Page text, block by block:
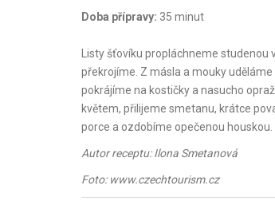
Doba přípravy: 35 minut
Listy šťovíku propláchneme
překrojíme. Z másla a mouky
pokrájíme na kostičky a nasucho
květem, přilijeme smetanu, krátce
porce a ozdobíme opečenou houskou.
Autor receptu: Ilona Smetanová
Foto: www.czechtourism.cz